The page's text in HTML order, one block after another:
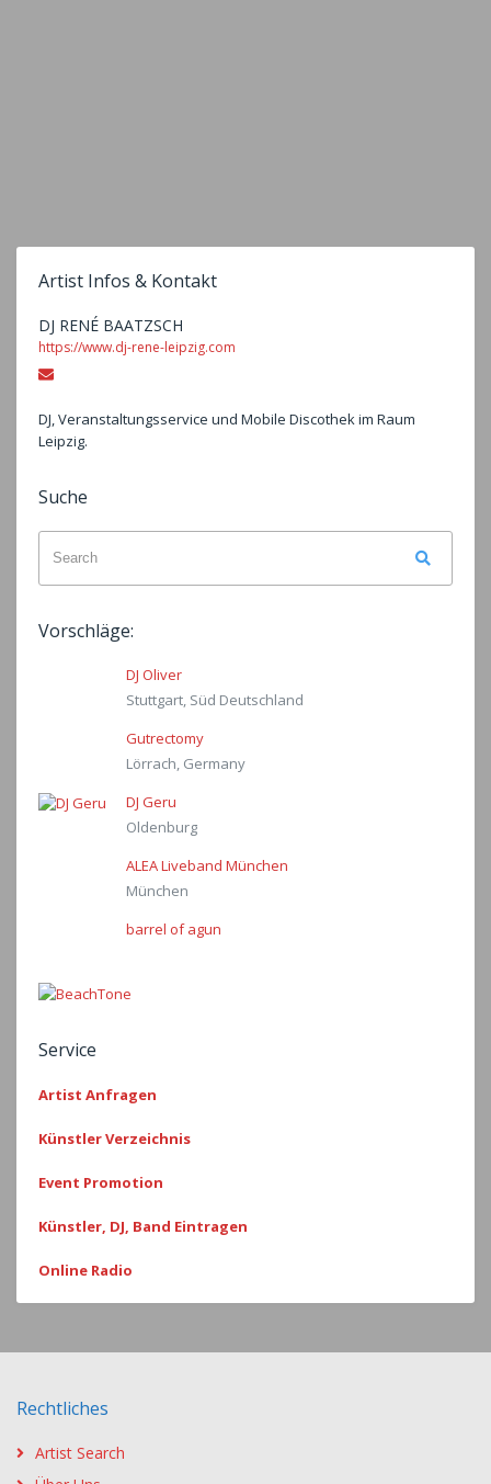
Artist Infos & Kontakt
DJ RENÉ BAATZSCH
https://www.dj-rene-leipzig.com
Email
DJ, Veranstaltungsservice und Mobile Discothek im Raum
Leipzig.
Suche
for:
Vorschläge:
DJ Oliver
Stuttgart, Süd Deutschland
Gutrectomy
Lörrach, Germany
DJ Geru
Oldenburg
ALEA Liveband München
München
barrel of agun
Service
Artist Anfragen
Künstler Verzeichnis
Event Promotion
Künstler, DJ, Band Eintragen
Online Radio
Rechtliches
Artist Search